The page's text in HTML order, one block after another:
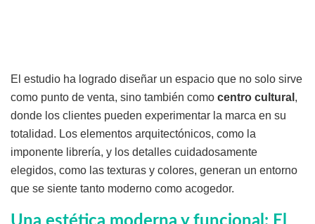
El estudio ha logrado diseñar un espacio que no solo sirve
como punto de venta, sino también como centro cultural ,
donde los clientes pueden experimentar la marca en su
totalidad. Los elementos arquitectónicos, como la
imponente librería, y los detalles cuidadosamente
elegidos, como las texturas y colores, generan un entorno
que se siente tanto moderno como acogedor.